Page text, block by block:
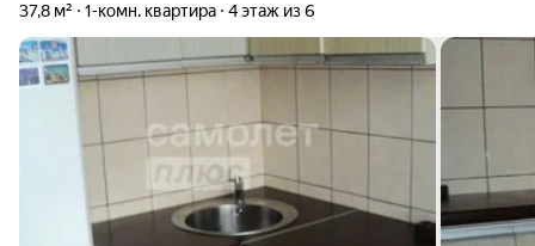
37,8 м² 1-комн. квартира 4 этаж из 6